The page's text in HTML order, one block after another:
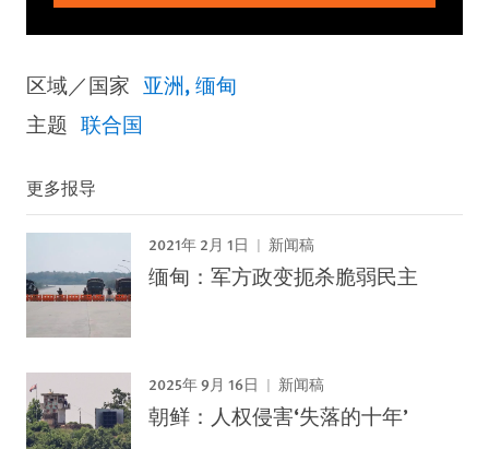
区域／国家 亚洲 缅甸
主题 联合国
更多报导
2021年 2月 1日 新闻稿
缅甸：军方政变扼杀脆弱民主
2025年 9月 16日 新闻稿
朝鲜：人权侵害‘失落的十年’